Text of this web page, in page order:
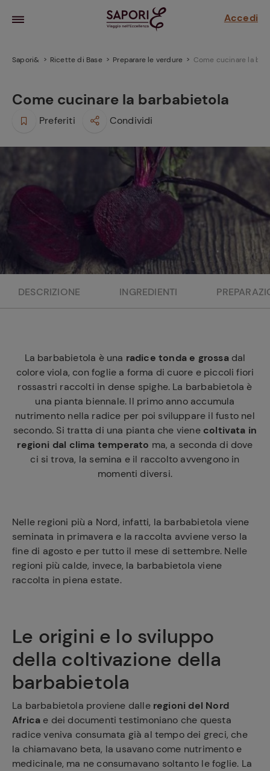
Accedi
frutta
Sapori& Ricette di Base Preparare le verdure Come cucinare la
Come cucinare la barbabietola
Preferiti Condividi
DESCRIZIONE INGREDIENTI
La barbabietola è una radice tonda e grossadal
colore viola, con foglie a forma di cuore e piccoli fiori
rossastri raccolti in dense spighe. La barbabietola è
una pianta biennale. Il primo anno accumula
nutrimento nella radice per poi sviluppare il fusto nel
secondo. Si tratta di una pianta che viene coltivata in
regioni dal clima temperato ma, a seconda di dove
ci si trova, la semina e il raccolto avvengono in
momenti diversi.
Nelle regioni più a Nord, infatti, la barbabietola viene
seminata in primavera e la raccolta avviene verso la
fine di agosto e per tutto il mese di settembre. Nelle
regioni più calde, invece, la barbabietola viene
raccolta in piena estate.
Le origini e lo sviluppo
della coltivazione della
barbabietola
La barbabietola proviene dalle regioni del Nord
Africa e dei documenti testimoniano che questa
radice veniva consumata già al tempo dei greci, che
la chiamavano beta, la usavano come nutrimento e
medicinale, ma ne consumavano soltanto le foglie. La